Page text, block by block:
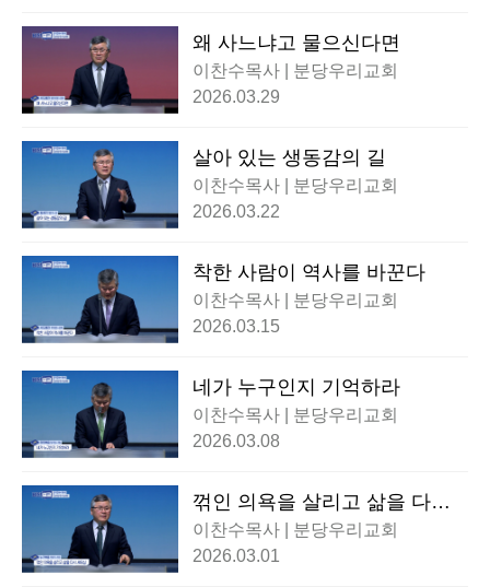
왜 사느냐고 물으신다면
이찬수목사 | 분당우리교회
2026.03.29
살아 있는 생동감의 길
이찬수목사 | 분당우리교회
2026.03.22
착한 사람이 역사를 바꾼다
이찬수목사 | 분당우리교회
2026.03.15
네가 누구인지 기억하라
이찬수목사 | 분당우리교회
2026.03.08
꺾인 의욕을 살리고 삶을 다시
세우심
이찬수목사 | 분당우리교회
2026.03.01